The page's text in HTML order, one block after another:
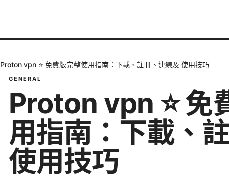
Proton vpn ⭐ 免費版完整使用指南：下載、註冊、連線及 使用技巧
GENERAL
Proton vpn ⭐ 免
用指南：下載、
使用技巧